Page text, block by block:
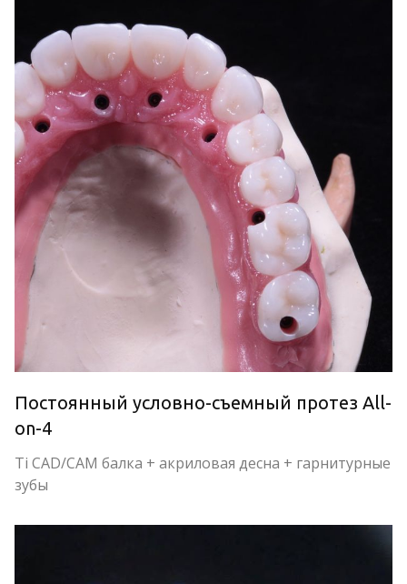
Постоянный условно-съемный протез All-
on-4
Ti CAD/CAM балка + акриловая десна + гарнитурные
зубы